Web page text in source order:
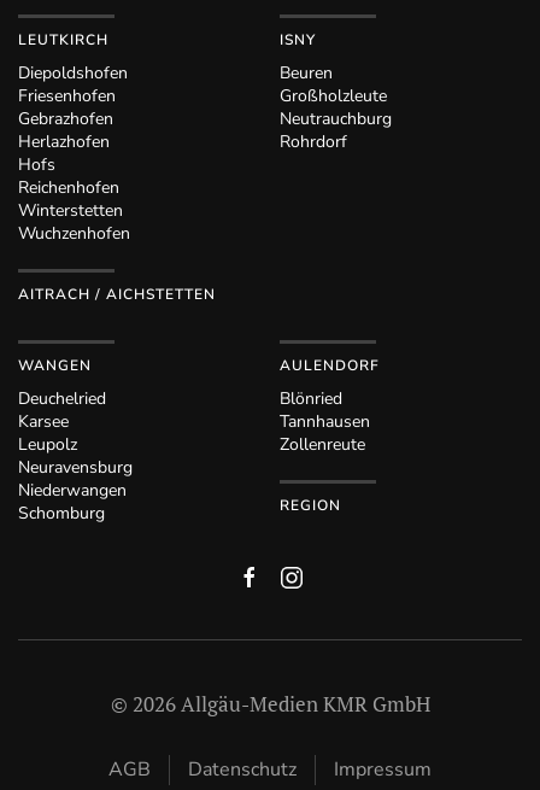
LEUTKIRCH
Diepoldshofen
Friesenhofen
Gebrazhofen
Herlazhofen
Hofs
Reichenhofen
Winterstetten
Wuchzenhofen
AITRACH / AICHSTETTEN
ISNY
Beuren
Großholzleute
Neutrauchburg
Rohrdorf
WANGEN
Deuchelried
Karsee
Leupolz
Neuravensburg
Niederwangen
Schomburg
AULENDORF
Blönried
Tannhausen
Zollenreute
REGION
© 2026Allgäu-Medien KMR GmbH
AGB Datenschutz Impressum